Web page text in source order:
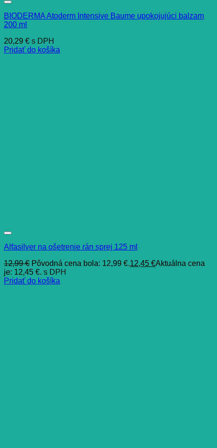
BIODERMA Atoderm Intensive Baume upokojujúci balzam
200 ml
20,29 € s DPH
Pridať do košíka
Alfasilver na ošetrenie rán sprej 125 ml
12,99€ Pôvodná cena bola: 12,99 €.12,45 €Aktuálna cena
je: 12,45 €. s DPH
Pridať do košíka